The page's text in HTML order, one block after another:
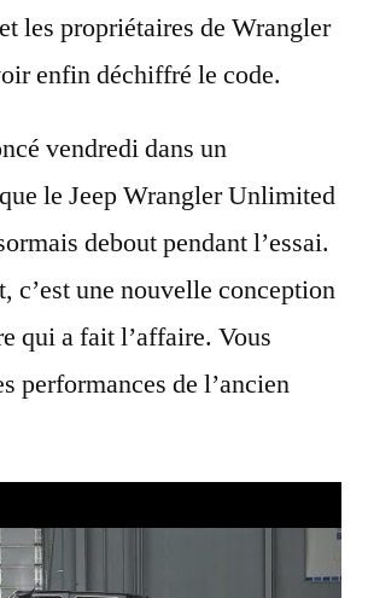
les propriétaires de Wrangler
enfin déchiffré le code.
vendredi dans un
le Jeep Wrangler Unlimited
debout pendant l’essai.
c’est une nouvelle conception
qui a fait l’affaire. Vous
performances de l’ancien